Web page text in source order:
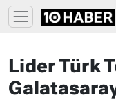
Lider Türk